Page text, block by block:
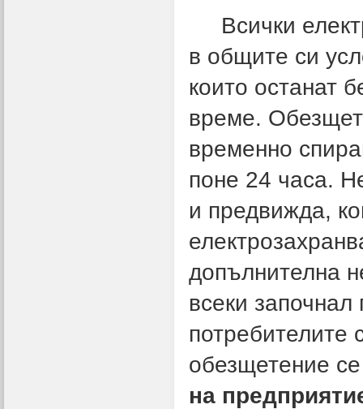
Всички
в общите си
които останат
време.
временно
поне 24 часа.
и предвижда,
допълнителна
всеки
потребителите
обезщетение
на